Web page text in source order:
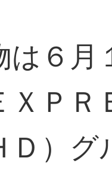
６月
ＰＲ
Ｄ）